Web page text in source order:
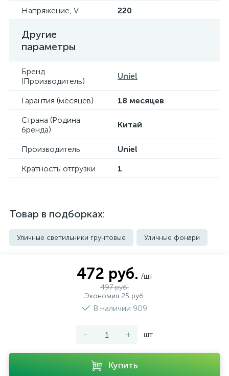
Напряжение, V 220
Другие
параметры
Бренд
(Производитель)
Uniel
Гарантия (месяцев)
18 месяцев
Страна (Родина
бренда)
Китай
Производитель
Uniel
Кратность отгрузки
1
Товар в подборках:
Уличные светильники грунтовые Уличные фонари
472 руб. /шт
497 руб.
Экономия 25 руб.
В наличии 909
- + шт
Купить